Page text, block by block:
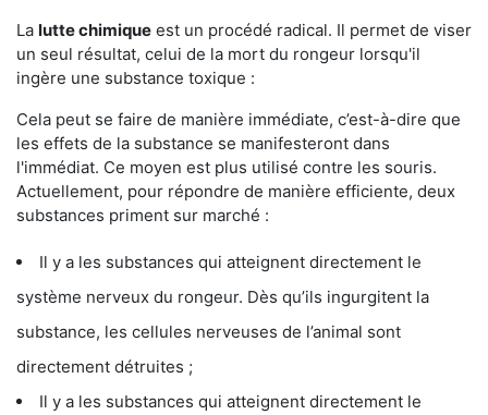
La lutte chimique est un procédé radical. Il permet de viser
un seul résultat, celui de la mort du rongeur lorsqu'il
ingère une substance toxique :
Cela peut se faire de manière immédiate, c’est-à-dire que
les effets de la substance se manifesteront dans
l'immédiat. Ce moyen est plus utilisé contre les souris.
Actuellement, pour répondre de manière efficiente, deux
substances priment sur marché :
Il y a les substances qui atteignent directement le
système nerveux du rongeur. Dès qu’ils ingurgitent la
substance, les cellules nerveuses de l’animal sont
directement détruites ;
Il y a les substances qui atteignent directement le